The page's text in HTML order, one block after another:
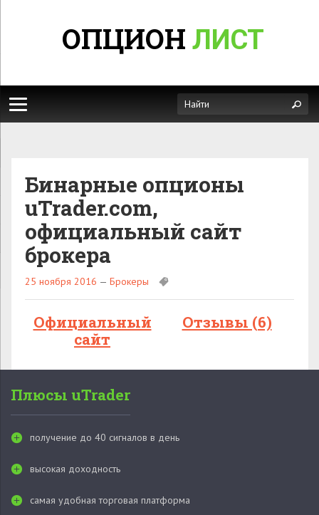
ОПЦИОН ЛИСТ
Бинарные опционы
uTrader.com,
официальный сайт
брокера
25 ноября 2016 — Брокеры
Официальный
сайт
Отзывы (6)
Плюсы uTrader
получение до 40 сигналов в день
высокая доходность
самая удобная торговая платформа